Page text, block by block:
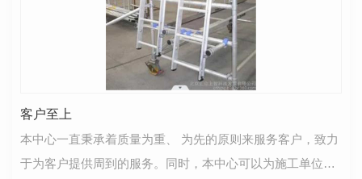
客户至上
本中心一直秉承着质量为重、 为先的原则来服务客户，致力
于为客户提供周到的服务。同时，本中心可以为施工单位提